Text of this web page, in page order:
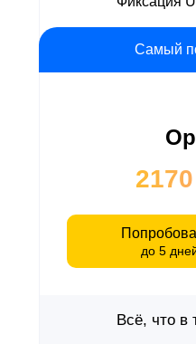
Самый
до 5
Всё, что в